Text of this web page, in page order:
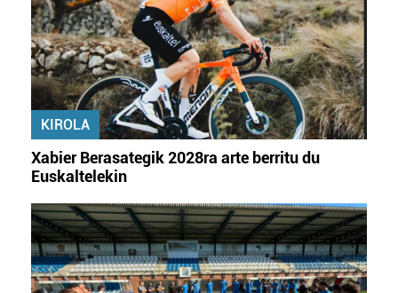
datuen atalean. Edozein unetan alda edo ken dezakezu
zure baimena Cookieen adierazpenean.
Webgune honek cookie propioak eta hirugarrenen cookie-
fitxategiak erabiltzen ditu. Zure esperientzia eta
zerbitzuak hobetzeko asmoz, cookie teknologiaz
baliatzen gara. Ohar hau onartuz gero, teknologia hori
erabiltzeko baimen esplizitua ematen diguzu.
KIROLA
Xabier Berasategik 2028ra arte berritu du
Euskaltelekin